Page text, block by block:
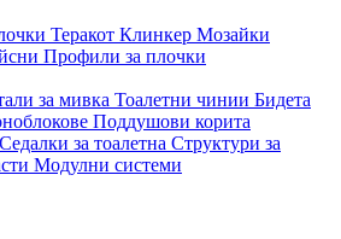
Теракот Клинкер Мозайки
Профили за плочки
за мивка Тоалетни чинии Бидета
Поддушови корита
Седалки за тоалетна Структури за
Модулни системи